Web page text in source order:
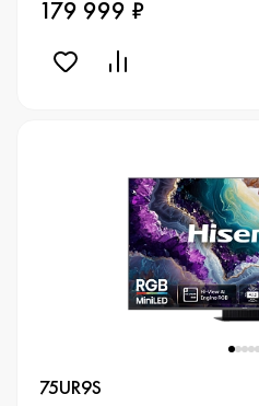
179 999 ₽
75UR9S